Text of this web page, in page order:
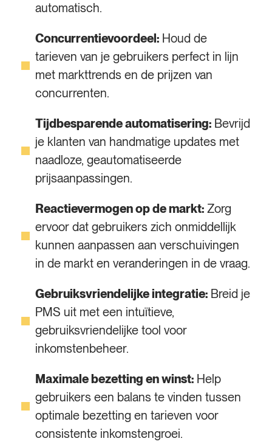
automatisch.
Concurrentievoordeel:Houd de
tarieven van je gebruikers perfect in lijn
met markttrends en de prijzen van
concurrenten.
Tijdbesparende automatisering:Bevrijd
je klanten van handmatige updates met
naadloze, geautomatiseerde
prijsaanpassingen.
Reactievermogen op de markt:Zorg
ervoor dat gebruikers zich onmiddellijk
kunnen aanpassen aan verschuivingen
in de markt en veranderingen in de vraag.
Gebruiksvriendelijke integratie:Breid je
PMS uit met een intuïtieve,
gebruiksvriendelijke tool voor
inkomstenbeheer.
Maximale bezetting en winst:Help
gebruikers een balans te vinden tussen
optimale bezetting en tarieven voor
consistente inkomstengroei.